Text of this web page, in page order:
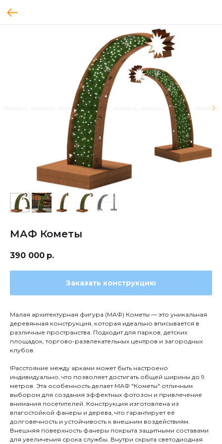
МАФ Кометы
390 000 р.
Заказать конструкцию
Малая архитектурная фигура (МАФ) Кометы — это уникальная
деревянная конструкция, которая идеально вписывается в
различные пространства. Подходит для парков, детских
площадок, торгово-развлекательных центров и загородных
клубов.
!Расстояние между арками может быть настроено
индивидуально, что позволяет достигать общей ширины до 9
метров. Эта особенность делает МАФ "Кометы" отличным
выбором для создания эффектных фотозон и привлечение
внимания посетителей. Конструкция изготовлена из
влагостойкой фанеры и дерева, что гарантирует её
долговечность и устойчивость к внешним воздействиям.
Внешняя поверхность фанеры покрыта защитными составами
для увеличения срока службы. Внутри скрыта светодиодная